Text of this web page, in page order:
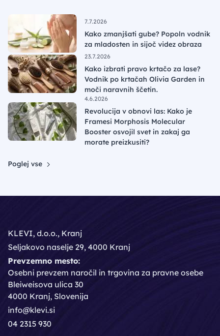
7.7.2026
Kako zmanjšati gube? Popoln vodnik
za mladosten in sijoč videz obraza
23.7.2026
Kako izbrati pravo krtačo za lase?
Vodnik po krtačah Olivia Garden in
moči naravnih ščetin.
4.6.2026
Revolucija v obnovi las: Kako je
Framesi Morphosis Molecular
Booster osvojil svet in zakaj ga
morate preizkusiti?
Poglej vse
KLEVI, d.o.o., Kranj
Seljakovo naselje 29, 4000 Kranj
Prevzemno mesto:
Osebni prevzem naročil in trgovina za pravne osebe
Bleiweisova ulica 30
4000 Kranj, Slovenija
info@klevi.si
04 2315 930